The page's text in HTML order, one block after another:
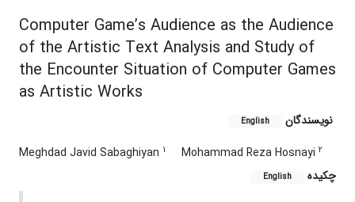
Computer Game’s Audience as the Audience
of the Artistic Text Analysis and Study of
the Encounter Situation of Computer Games
as Artistic Works
نویسندگان English
Meghdad Javid Sabaghiyan 1 Mohammad Reza Hosnayi 2
چکیده English